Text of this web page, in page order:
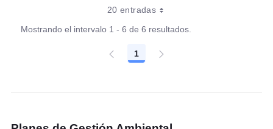
20 entradas
Mostrando el intervalo 1 - 6 de 6 resultados.
Página
1